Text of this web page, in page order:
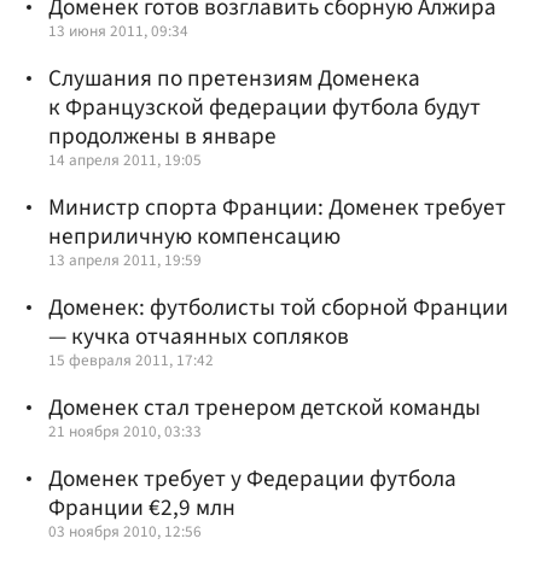
13 июня 2011, 09:34
Слушания по претензиям Доменека
к Французской федерации футбола будут
продолжены в январе
14 апреля 2011, 19:05
Министр спорта Франции: Доменек требует
неприличную компенсацию
13 апреля 2011, 19:59
Доменек: футболисты той сборной Франции
— кучка отчаянных сопляков
15 февраля 2011, 17:42
Доменек стал тренером детской команды
21 ноября 2010, 03:33
Доменек требует у Федерации футбола
Франции €2,9 млн
03 ноября 2010, 12:56